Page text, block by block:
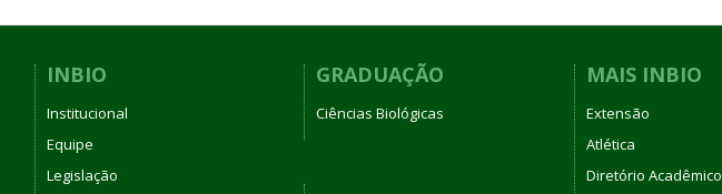
INBIO
Institucional
Equipe
Legislação
GRADUAÇÃO
Ciências Biológicas
MAIS INBIO
Extensão
Atlética
Diretório Acadêmico